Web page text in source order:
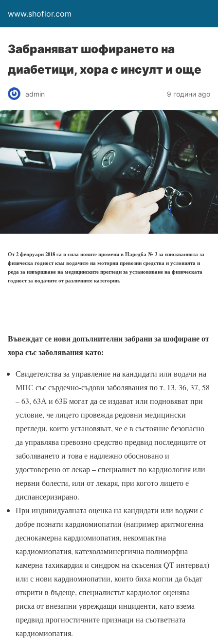
www.shofior.com
Забраняват шофирането на
диабетици, хора с инсулт и още
admin 9 години ago
От 2 февруари 2018 са в сила новите промени в Наредба № 3 за изискванията за
физическа годност към водачите на моторни превозни средства и условията и
реда за извършване на медицинските прегледи за установяване на физическата
годност за водачите от различните категории.
Въвеждат се нови допълнителни забрани за шофиране от
хора със заболявания като:
Свидетелства за управление на кандидати или водачи на
МПС със сърдечно-съдови заболявания по т. 13, 36, 37, 58
– 63, 63А и 63Б могат да се издават или подновяват при
условие, че лицето провежда редовни медицински
прегледи, които установяват, че е в състояние безопасно
да управлява превозно средство предвид последиците от
заболяването и това е надлежно обосновано и
удостоверено от лекар – специалист по кардиология или
нервни болести, или от лекаря, при когото лицето е
диспансеризирано.
При индивидуалната оценка на кандидати или водачи с
добре познати кардиомиопатии (например аритмогенна
деснокамерна кардиомиопатия, некомпактна
кардиомиопатия, катехоламинергична полиморфна
камерна тахикардия и синдром на скъсения QT интервал)
или с нови кардиомиопатии, които биха могли да бъдат
открити в бъдеще, специалистът кардиолог оценява
риска от внезапни увреждащи инциденти, като взема
предвид прогностичните признаци на съответната
кардиомиопатия.